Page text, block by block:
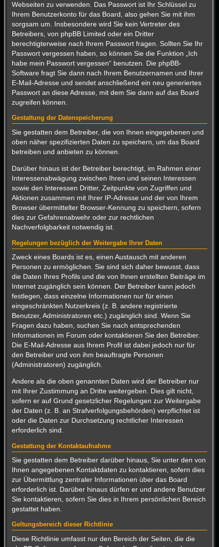
Webseiten zu verwenden. Das Passwort ist Ihr Schlüssel zu
Ihrem Benutzerkonto für das Board, also gehen Sie mit ihm
sorgsam um. Insbesondere wird Sie kein Vertreter des
Betreibers, von phpBB Limited oder ein Dritter
berechtigterweise nach Ihrem Passwort fragen. Sollten Sie Ihr
Passwort vergessen haben, so können Sie die Funktion „Ich
habe mein Passwort vergessen“ benutzen. Die phpBB-
Software fragt Sie dann nach Ihrem Benutzernamen und Ihrer
E-Mail-Adresse und sendet anschließend ein neu generiertes
Passwort an diese Adresse, mit dem Sie dann auf das Board
zugreifen können.
Gestattung der Datenspeicherung
Sie gestatten dem Betreiber, die von Ihnen eingegebenen und
oben näher spezifizierten Daten zu speichern, um das Board
betreiben und anbieten zu können.
Darüber hinaus ist der Betreiber berechtigt, im Rahmen einer
Interessenabwägung zwischen Ihren und seinen Interessen
sowie den Interessen Dritter, Zeitpunkte von Zugriffen und
Aktionen zusammen mit Ihrer IP-Adresse und der von Ihrem
Browser übermittelter Browser-Kennung zu speichern, sofern
dies zur Gefahrenabwehr oder zur rechtlichen
Nachverfolgbarkeit notwendig ist.
Regelungen bezüglich der Weitergabe Ihrer Daten
Zweck eines Boards ist es, einen Austausch mit anderen
Personen zu ermöglichen. Sie sind sich daher bewusst, dass
die Daten Ihres Profils und die von Ihnen erstellten Beiträge im
Internet zugänglich sein können. Der Betreiber kann jedoch
festlegen, dass einzelne Informationen nur für einen
eingeschränkten Nutzerkreis (z. B. andere registrierte
Benutzer, Administratoren etc.) zugänglich sind. Wenn Sie
Fragen dazu haben, suchen Sie nach entsprechenden
Informationen im Forum oder kontaktieren Sie den Betreiber.
Die E-Mail-Adresse aus Ihrem Profil ist dabei jedoch nur für
den Betreiber und von ihm beauftragte Personen
(Administratoren) zugänglich.
Andere als die oben genannten Daten wird der Betreiber nur
mit Ihrer Zustimmung an Dritte weitergeben. Dies gilt nicht,
sofern er auf Grund gesetzlicher Regelungen zur Weitergabe
der Daten (z. B. an Strafverfolgungsbehörden) verpflichtet ist
oder die Daten zur Durchsetzung rechtlicher Interessen
erforderlich sind.
Gestattung der Kontaktaufnahme
Sie gestatten dem Betreiber darüber hinaus, Sie unter den von
Ihnen angegebenen Kontaktdaten zu kontaktieren, sofern dies
zur Übermittlung zentraler Informationen über das Board
erforderlich ist. Darüber hinaus dürfen er und andere Benutzer
Sie kontaktieren, sofern Sie dies in Ihrem persönlichen Bereich
gestattet haben.
Geltungsbereich dieser Richtlinie
Diese Richtlinie umfasst nur den Bereich der Seiten, die die